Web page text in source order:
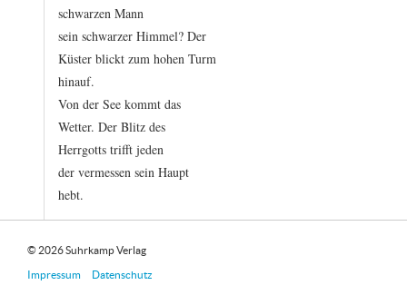
schwarzen Mann
sein schwarzer Himmel? Der
Küster blickt zum hohen Turm
hinauf.
Von der See kommt das
Wetter. Der Blitz des
Herrgotts trifft jeden
der vermessen sein Haupt
hebt.
© 2026 Suhrkamp Verlag
Impressum Datenschutz